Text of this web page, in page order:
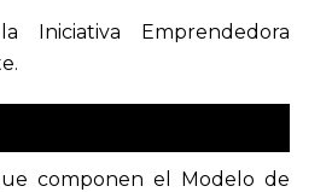
Iniciativa Emprendedora
componen el Modelo de